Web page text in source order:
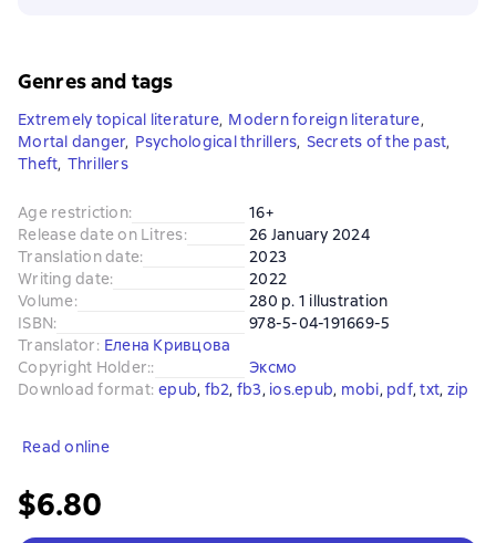
Genres and tags
Extremely topical literature, Modern foreign literature,
Mortal danger, Psychological thrillers, Secrets of the past,
Theft, Thrillers
Age restriction:
16+
Release date on Litres:
26 January 2024
Translation date:
2023
Writing date:
2022
Volume:
280 p. 1 illustration
ISBN:
978-5-04-191669-5
Translator: Елена Кривцова
Copyright Holder::
Эксмо
Download format: epub, fb2, fb3, ios.epub, mobi, pdf, txt, zip
Read online
$6.80